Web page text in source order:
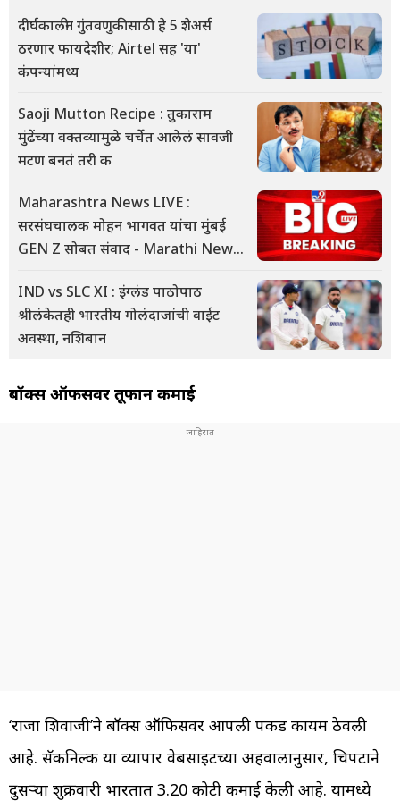
दीर्घकालीन गुंतवणुकीसाठी हे 5 शेअर्स
ठरणार फायदेशीर; Airtel सह 'या'
कंपन्यांमध्य
Saoji Mutton Recipe : तुकाराम
मुंढेंच्या वक्तव्यामुळे चर्चेत आलेलं सावजी
मटण बनतं तरी क
Maharashtra News LIVE :
सरसंघचालक मोहन भागवत यांचा मुंबई
GEN Z सोबत संवाद - Marathi News
updates in Ma
IND vs SLC XI : इंग्लंड पाठोपाठ
श्रीलंकेतही भारतीय गोलंदाजांची वाईट
अवस्था, नशिबान
बॉक्स ऑफीसवर तूफान कमाई
‘राजा शिवाजी’ने बॉक्स ऑफिसवर आपली पकड कायम ठेवली
आहे. सॅकनिल्क या व्यापार वेबसाइटच्या अहवालानुसार, चित्रपटाने
दुसऱ्या शुक्रवारी भारतात 3.20 कोटी कमाई केली आहे. यामध्ये